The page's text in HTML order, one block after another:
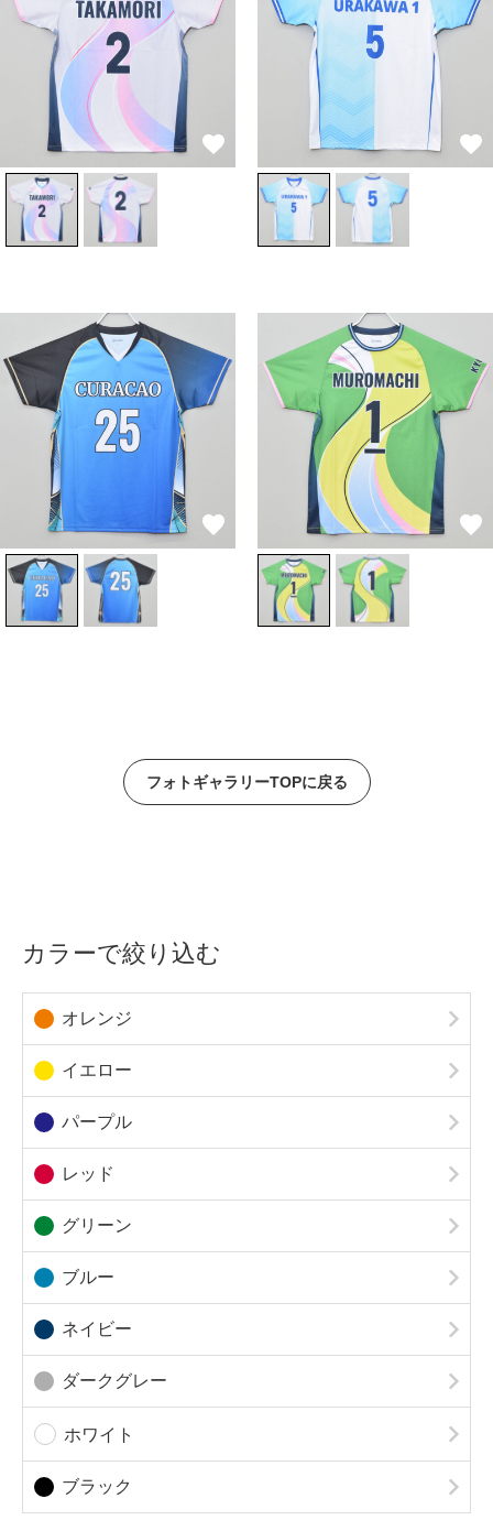
フォトギャラリーTOPに戻る
カラーで絞り込む
オレンジ
イエロー
パープル
レッド
グリーン
ブルー
ネイビー
ダークグレー
ホワイト
ブラック